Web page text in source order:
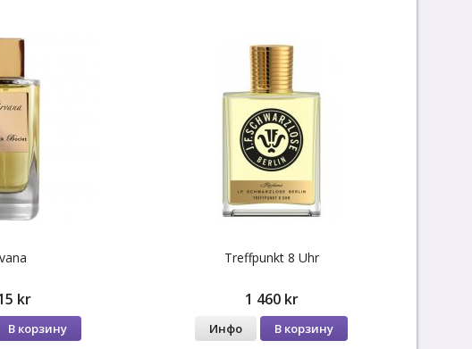
kr
В корзину
Treffpunkt 8 Uhr
1 460 kr
Инфо В корзину